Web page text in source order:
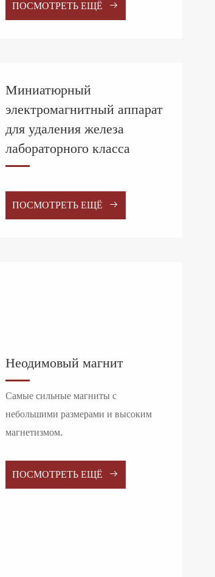
ПОСМОТРЕТЬ ЕЩЁ 
Миниатюрный
электромагнитный аппарат
для удаления железа
лабораторного класса
ПОСМОТРЕТЬ ЕЩЁ 
Неодимовый магнит
Самые сильные магниты с
небольшими размерами и высоким
магнетизмом.
ПОСМОТРЕТЬ ЕЩЁ 